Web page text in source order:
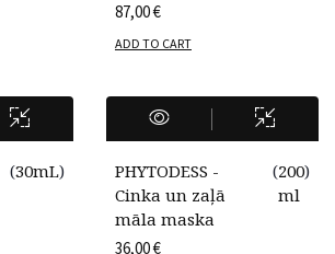
87,00€
ADD TO CART
(30mL)
PHYTODESS -
Cinka un zaļā
māla maska
(200
ml
)
36,00€